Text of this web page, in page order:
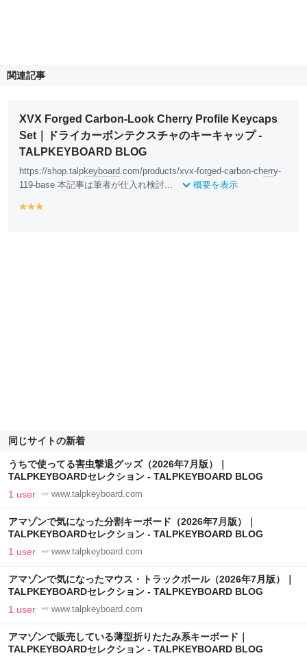
関連記事
XVX Forged Carbon-Look Cherry Profile Keycaps
Set｜ドライカーボンテクスチャのキーキャップ -
TALPKEYBOARD BLOG
https://shop.talpkeyboard.com/products/xvx-forged-carbon-cherry-
119-base 本記事は筆者が仕入れ検討... 概要を表示
y y
同じサイトの新着
うちで使ってる害虫撃退グッズ（2026年7月版）｜
TALPKEYBOARDセレクション - TALPKEYBOARD BLOG
1 user www.talpkeyboard.com
アマゾンで気になった分割キーボード（2026年7月版）｜
TALPKEYBOARDセレクション - TALPKEYBOARD BLOG
1 user www.talpkeyboard.com
アマゾンで気になったマウス・トラックボール（2026年7月版）｜
TALPKEYBOARDセレクション - TALPKEYBOARD BLOG
1 user www.talpkeyboard.com
アマゾンで販売している薄型折りたたみ系キーボード｜
TALPKEYBOARDセレクション - TALPKEYBOARD BLOG